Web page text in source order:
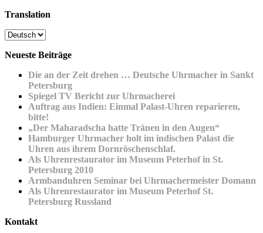
Translation
Neueste Beiträge
Die an der Zeit drehen … Deutsche Uhrmacher in Sankt
Petersburg
Spiegel TV Bericht zur Uhrmacherei
Auftrag aus Indien: Einmal Palast-Uhren reparieren,
bitte!
„Der Maharadscha hatte Tränen in den Augen“
Hamburger Uhrmacher holt im indischen Palast die
Uhren aus ihrem Dornröschenschlaf.
Als Uhrenrestaurator im Museum Peterhof in St.
Petersburg 2010
Armbanduhren Seminar bei Uhrmachermeister Domann
Als Uhrenrestaurator im Museum Peterhof St.
Petersburg Russland
Kontakt